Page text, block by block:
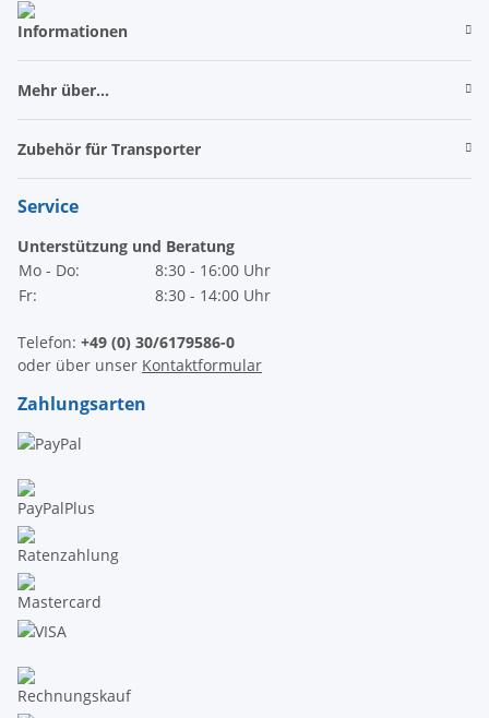
Informationen
Mehr über...
Zubehör für Transporter
Service
Unterstützung und Beratung
Mo - Do:
8:30 - 16:00 Uhr
Fr:
8:30 - 14:00 Uhr
Telefon: +49 (0) 30/6179586-0
oder über unser Kontaktformular
Zahlungsarten